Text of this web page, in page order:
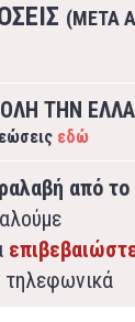
(ΜΕΤΑ
ΤΗΝ
εδώ
από
τηλεφωνικά